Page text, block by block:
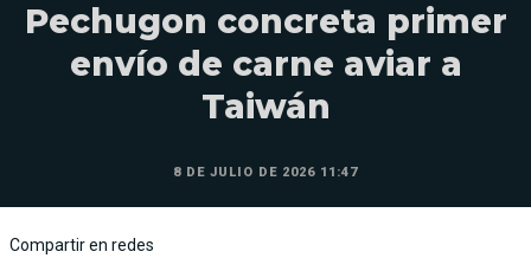
Pechugon concreta primer
envío de carne aviar a
Taiwán
8 DE JULIO DE 2026 11:47
Compartir en redes